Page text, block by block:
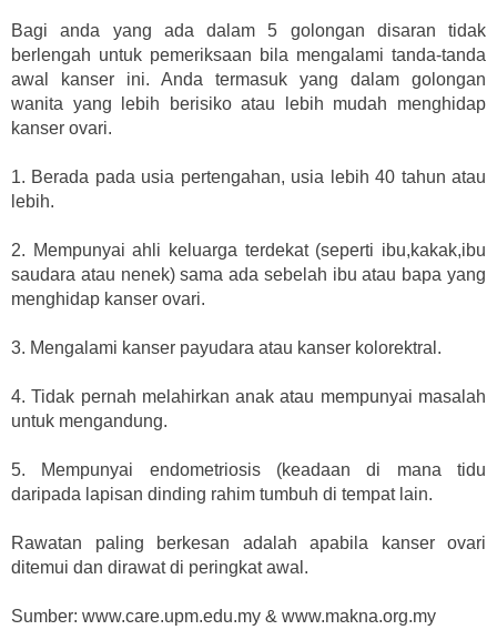
Bagi anda yang ada dalam 5 golongan disaran tidak
berlengah untuk pemeriksaan bila mengalami tanda-tanda
awal kanser ini. Anda termasuk yang dalam golongan
wanita yang lebih berisiko atau lebih mudah menghidap
kanser ovari.
1. Berada pada usia pertengahan, usia lebih 40 tahun atau
lebih.
2. Mempunyai ahli keluarga terdekat (seperti ibu,kakak,ibu
saudara atau nenek) sama ada sebelah ibu atau bapa yang
menghidap kanser ovari.
3. Mengalami kanser payudara atau kanser kolorektral.
4. Tidak pernah melahirkan anak atau mempunyai masalah
untuk mengandung.
5. Mempunyai endometriosis (keadaan di mana tidu
daripada lapisan dinding rahim tumbuh di tempat lain.
Rawatan paling berkesan adalah apabila kanser ovari
ditemui dan dirawat di peringkat awal.
Sumber: www.care.upm.edu.my & www.makna.org.my